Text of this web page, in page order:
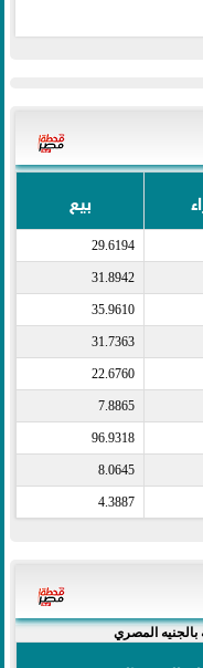
بيع
29.6194
31.8942
35.9610
31.7363
22.6760
7.8865
96.9318
8.0645
4.3887
المصري